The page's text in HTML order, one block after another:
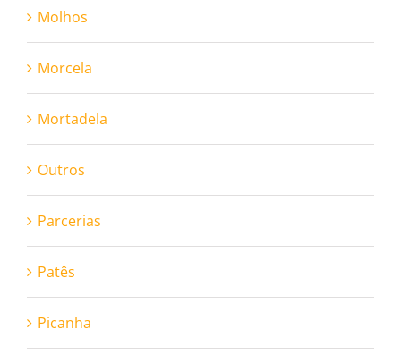
Molhos
Morcela
Mortadela
Outros
Parcerias
Patês
Picanha